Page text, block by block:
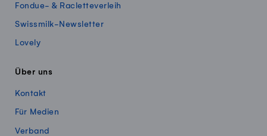
Fondue- & Racletteverleih
Swissmilk-Newsletter
Lovely
Über uns
Kontakt
Für Medien
Verband